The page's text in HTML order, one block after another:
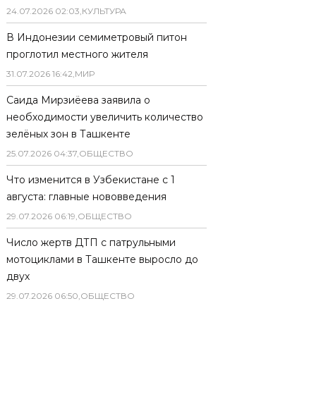
24.07.2026 02:03,КУЛЬТУРА
В Индонезии семиметровый питон
проглотил местного жителя
31.07.2026 16:42,МИР
Саида Мирзиёева заявила о
необходимости увеличить количество
зелёных зон в Ташкенте
25.07.2026 04:37,ОБЩЕСТВО
Что изменится в Узбекистане с 1
августа: главные нововведения
29.07.2026 06:19,ОБЩЕСТВО
Число жертв ДТП с патрульными
мотоциклами в Ташкенте выросло до
двух
29.07.2026 06:50,ОБЩЕСТВО